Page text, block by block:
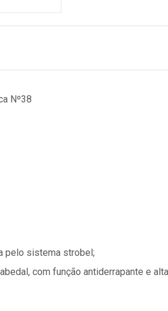
Nº38
pelo sistema strobel;
com função antiderrapante e